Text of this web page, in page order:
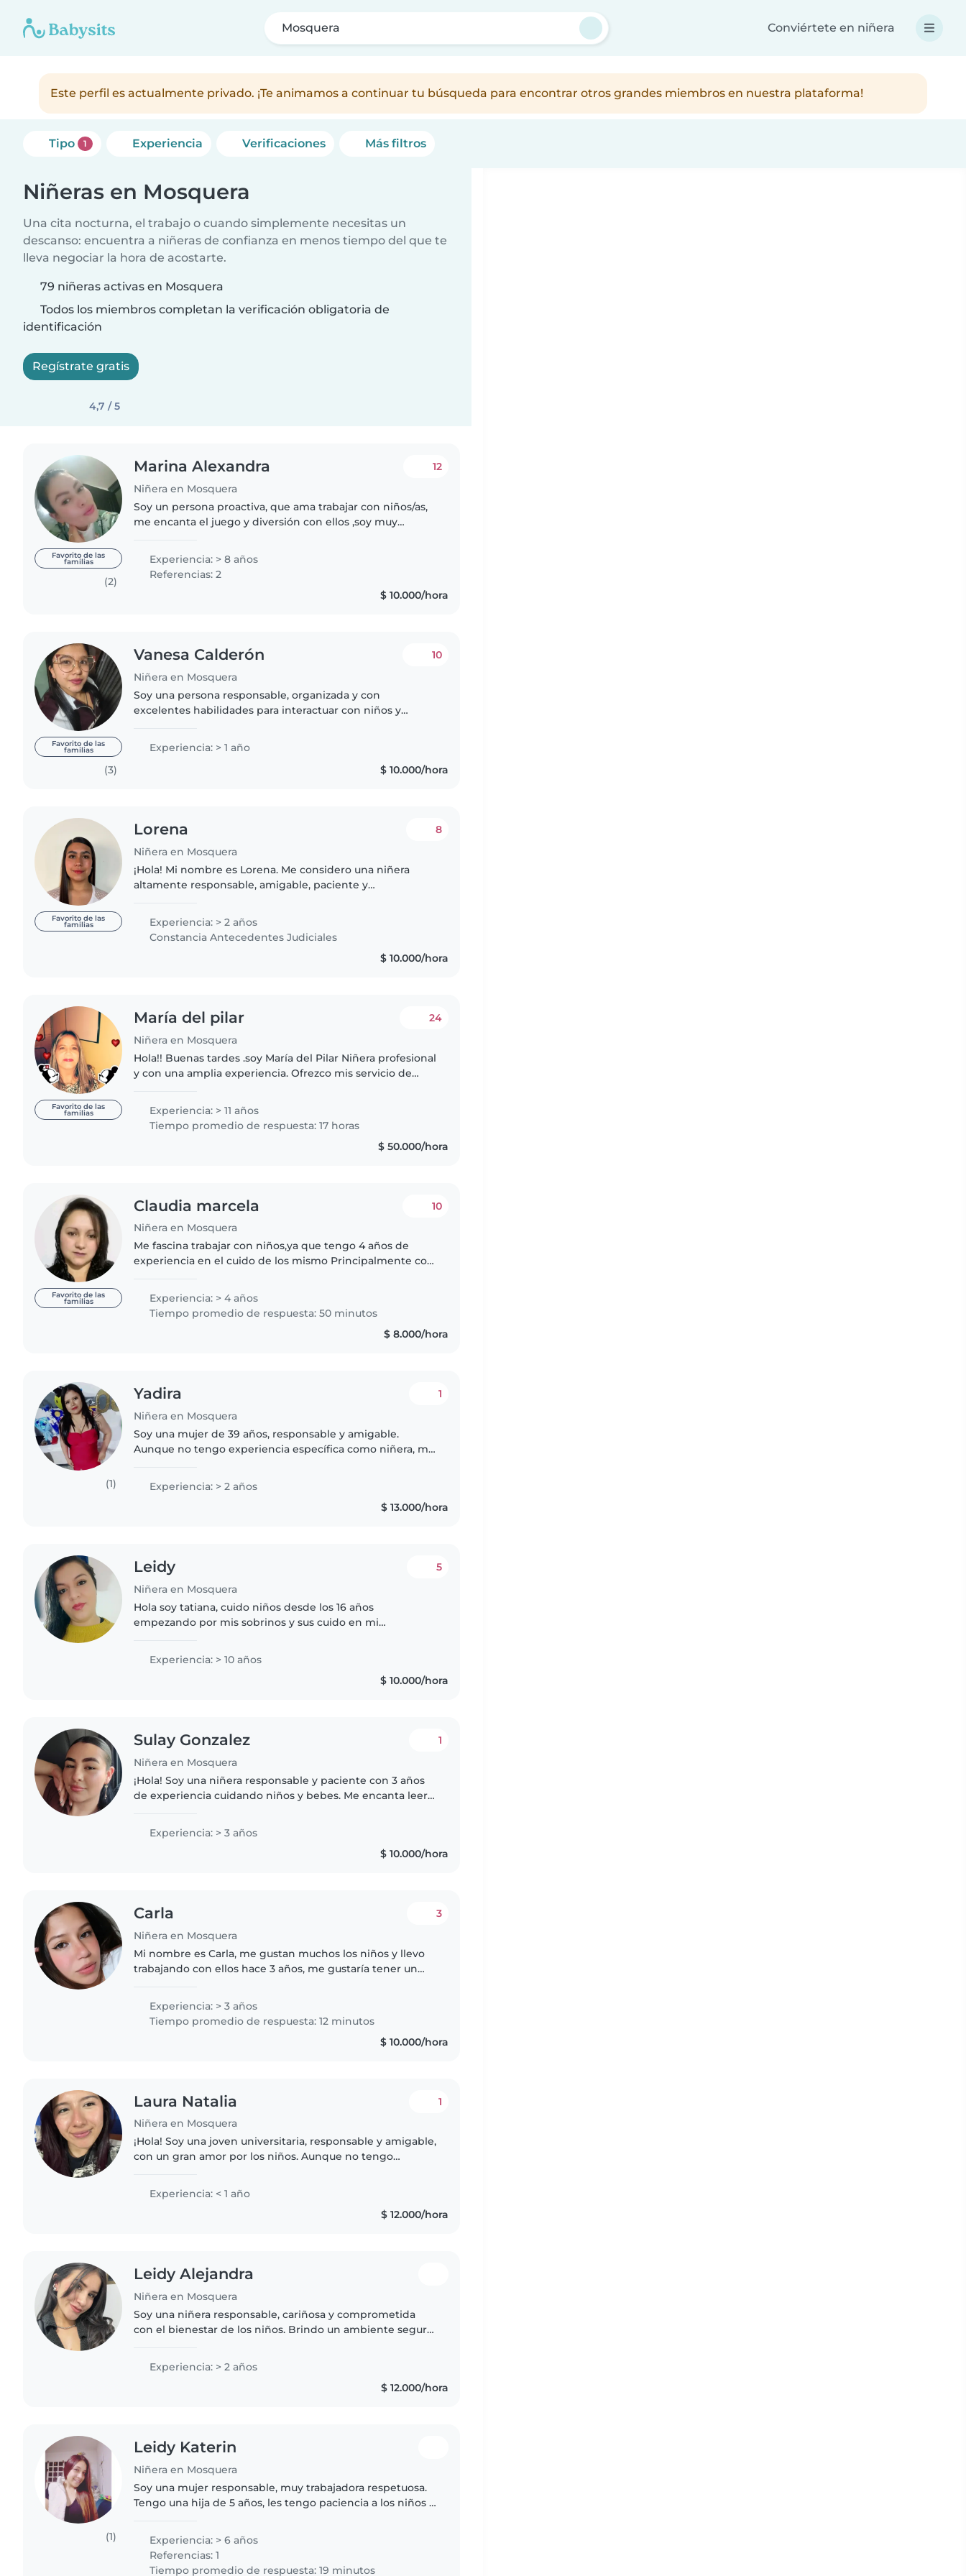
Mosquera Conviértete en niñera
Este perfil es actualmente privado. ¡Te animamos a continuar tu búsqueda para encontrar otros grandes miembros en nuestra plataforma!
Tipo 1 Experiencia Verificaciones Más filtros
Niñeras en Mosquera
Una cita nocturna, el trabajo o cuando simplemente necesitas un
descanso: encuentra a niñeras de confianza en menos tiempo del que te
lleva negociar la hora de acostarte.
79 niñeras activas en Mosquera
Todos los miembros completan la verificación obligatoria de
identificación
Regístrate gratis
4,7 / 5
Favorito de las
familias
(2)
Marina Alexandra
Niñera en Mosquera
12
Soy un persona proactiva, que ama trabajar con niños/as,
me encanta el juego y diversión con ellos ,soy muy
aprendizajes ya que..
Experiencia: > 8 años
Referencias: 2
$ 10.000/hora
Favorito de las
familias
(3)
Vanesa Calderón
Niñera en Mosquera
10
Soy una persona responsable, organizada y con
excelentes habilidades para interactuar con niños y
Experiencia: > 1 año
$ 10.000/hora
Favorito de las
familias
Lorena
Niñera en Mosquera
8
¡Hola! Mi nombre es Lorena. Me considero una niñera
altamente responsable, amigable, paciente y
años de experiencia cuidando niños..
Experiencia: > 2 años
Constancia Antecedentes Judiciales
$ 10.000/hora
Favorito de las
familias
María del pilar
Niñera en Mosquera
24
Hola!! Buenas tardes .soy María del Pilar Niñera profesional
y con una amplia experiencia. Ofrezco mis servicio de
Experiencia: > 11 años
Tiempo promedio de respuesta: 17 horas
$ 50.000/hora
Favorito de las
familias
Claudia marcela
Niñera en Mosquera
10
Me fascina trabajar con niños,ya que tengo 4 años de
experiencia en el cuido de los mismo Principalmente con
de tus hijos. Si..
Experiencia: > 4 años
Tiempo promedio de respuesta: 50 minutos
$ 8.000/hora
(1)
Yadira
Niñera en Mosquera
1
Soy una mujer de 39 años, responsable y amigable.
Aunque no tengo experiencia específica como niñera, me
a bebés y niños pequeños,..
Experiencia: > 2 años
$ 13.000/hora
Leidy
Niñera en Mosquera
5
Hola soy tatiana, cuido niños desde los 16 años
empezando por mis sobrinos y sus cuido en mi
dinámica y hacerle juegos para que..
Experiencia: > 10 años
$ 10.000/hora
Sulay Gonzalez
Niñera en Mosquera
1
¡Hola! Soy una niñera responsable y paciente con 3 años
de experiencia cuidando niños y bebes. Me encanta leer
También ayudo con..
Experiencia: > 3 años
$ 10.000/hora
Carla
Niñera en Mosquera
3
Mi nombre es Carla, me gustan muchos los niños y llevo
trabajando con ellos hace 3 años, me gustaría tener un
responsable, amigable,..
Experiencia: > 3 años
Tiempo promedio de respuesta: 12 minutos
$ 10.000/hora
Laura Natalia
Niñera en Mosquera
1
¡Hola! Soy una joven universitaria, responsable y amigable,
con un gran amor por los niños. Aunque no tengo
y me encanta..
Experiencia: < 1 año
$ 12.000/hora
Leidy Alejandra
Niñera en Mosquera
Soy una niñera responsable, cariñosa y comprometida
con el bienestar de los niños. Brindo un ambiente seguro,
desarrollo mediante actividades..
Experiencia: > 2 años
$ 12.000/hora
(1)
Leidy Katerin
Niñera en Mosquera
Soy una mujer responsable, muy trabajadora respetuosa.
Tengo una hija de 5 años, les tengo paciencia a los niños y
Experiencia: > 6 años
Referencias: 1
Tiempo promedio de respuesta: 19 minutos